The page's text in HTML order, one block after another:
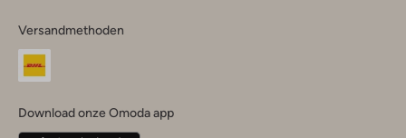
dein
Land
Belgique(Français)
Versandmethoden
Download onze Omoda app